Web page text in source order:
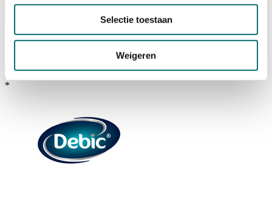
Selectie toestaan
Weigeren
Visiting
NEWSLETTER
home
/
*